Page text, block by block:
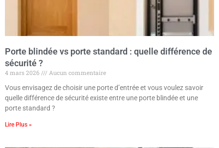
Porte blindée vs porte standard : quelle différence de
sécurité ?
4 mars 2026
Aucun commentaire
Vous envisagez de choisir une porte d’entrée et vous voulez savoir
quelle différence de sécurité existe entre une porte blindée et une
porte standard ?
Lire Plus »